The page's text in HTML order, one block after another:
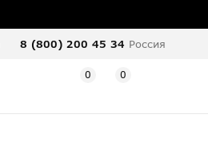
8 (800) 200 45 34 Россия
0 0